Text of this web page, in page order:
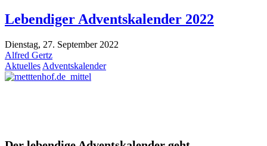
Lebendiger Adventskalender 2022
Dienstag, 27. September 2022
Alfred Gertz
Aktuelles Adventskalender